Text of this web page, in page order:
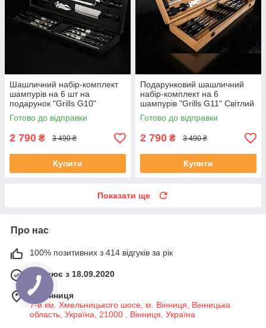
Шашличний набір-комплект
шампурів на 6 шт на
подарунок "Grills G10"
Чорний | 17 предметів +
Гравіювання на замовлення
Готово до відправки
2 790 ₴ 3 490 ₴
Купити
Подарунковий шашличний
набір-комплект на 6
шампурів "Grills G11" Світлий
Готово до відправки
2 790 ₴ 3 490 ₴
Купити
Показати ще
Про нас
100% позитивних з 414 відгуків за рік
Працює з 18.09.2020
м. Вінниця
7-й км. Хмельницького шосе, м. Вінниця, Вінницька
область, Україна, 21000 , Вінниця, Україна